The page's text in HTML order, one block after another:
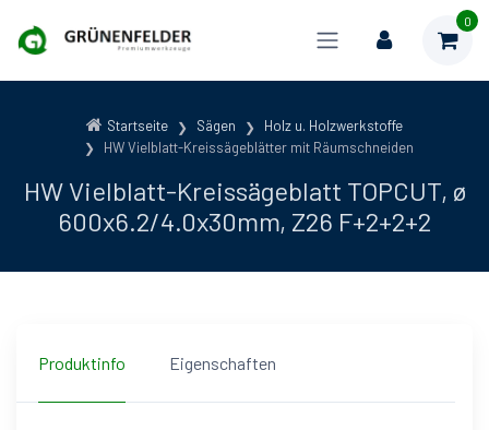
0
Startseite Sägen
Holz u. Holzwerkstoffe
HW Vielblatt-Kreissägeblätter mit Räumschneiden
HW Vielblatt-Kreissägeblatt TOPCUT, ø
600x6.2/4.0x30mm, Z26 F+2+2+2
Produktinfo Eigenschaften